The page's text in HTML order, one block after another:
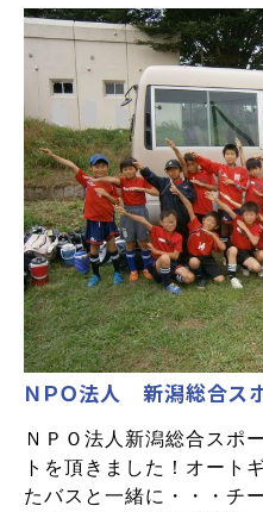
ＮＰＯ法人 新潟総合ス
ＮＰＯ法人新潟総合スポ
トを頂きました！オート
たバスと一緒に・・・チ